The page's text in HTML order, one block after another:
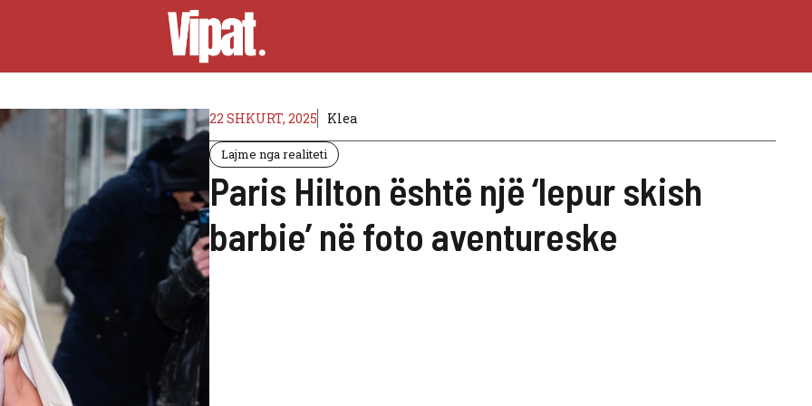
22 SHKURT, 2025 Klea
Lajme nga realiteti
Paris Hilton është një ‘lepur skish
barbie’ në foto aventureske